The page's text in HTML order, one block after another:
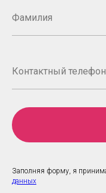
Заполняя форму, я
данных